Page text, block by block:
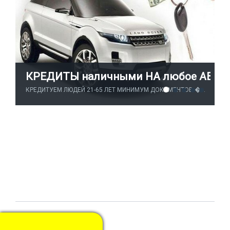
возможности.
КРЕДИТЫ наличными НА любое АВТО
КРЕДИТУЕМ ЛЮДЕЙ 21-65 ЛЕТ МИНИМУМ ДОКУМЕНТОВ �...